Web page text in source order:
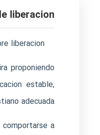
liberacion
liberacion
proponiendo
estable,
adecuada.
a